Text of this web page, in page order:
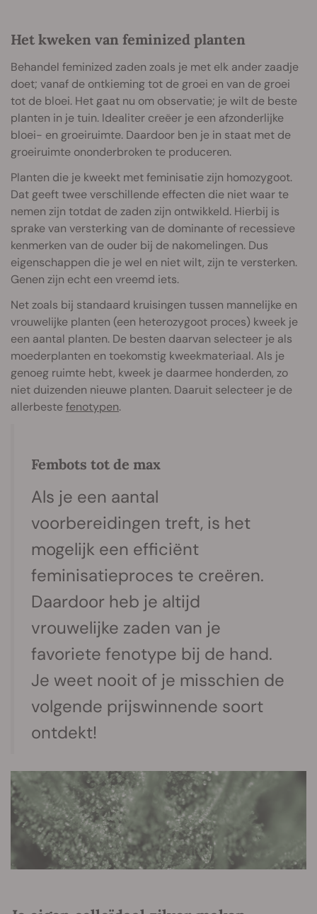
Het kweken van feminized planten
Behandel feminized zaden zoals je met elk ander zaadje
doet; vanaf de ontkieming tot de groei en van de groei
tot de bloei. Het gaat nu om observatie; je wilt de beste
planten in je tuin. Idealiter creëer je een afzonderlijke
bloei- en groeiruimte. Daardoor ben je in staat met de
groeiruimte ononderbroken te produceren.
Planten die je kweekt met feminisatie zijn homozygoot.
Dat geeft twee verschillende effecten die niet waar te
nemen zijn totdat de zaden zijn ontwikkeld. Hierbij is
sprake van versterking van de dominante of recessieve
kenmerken van de ouder bij de nakomelingen. Dus
eigenschappen die je wel en niet wilt, zijn te versterken.
Genen zijn echt een vreemd iets.
Net zoals bij standaard kruisingen tussen mannelijke en
vrouwelijke planten (een heterozygoot proces) kweek je
een aantal planten. De besten daarvan selecteer je als
moederplanten en toekomstig kweekmateriaal. Als je
genoeg ruimte hebt, kweek je daarmee honderden, zo
niet duizenden nieuwe planten. Daaruit selecteer je de
allerbestefenotypen.
Fembots tot de max
Als je een aantal
voorbereidingen treft, is het
mogelijk een efficiënt
feminisatieproces te creëren.
Daardoor heb je altijd
vrouwelijke zaden van je
favoriete fenotype bij de hand.
Je weet nooit of je misschien de
volgende prijswinnende soort
ontdekt!